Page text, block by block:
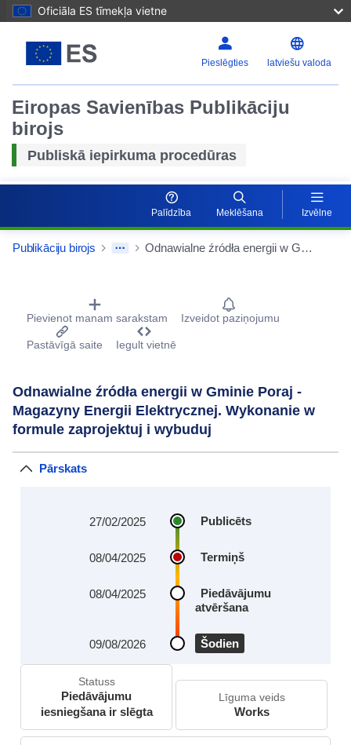
Oficiāla ES tīmekļa vietne
Pieslēgties latviešu valoda
Eiropas Savienības Publikāciju
birojs
Publiskā iepirkuma procedūras
Palīdzība Meklēšana Izvēlne
Publikāciju birojs Odnawialne źródła energii w Gminie Poraj - Magazyny Energii Elektrycznej. Wykonanie w formule zaprojektuj i wybuduj
Procurement Detail Actions Portlet
Pievienot manam sarakstam Izveidot paziņojumu
Pastāvīgā saite Iegult vietnē
Odnawialne źródła energii w Gminie Poraj -
Magazyny Energii Elektrycznej. Wykonanie w
formule zaprojektuj i wybuduj
Pārskats
Publicēts
27/02/2025
Termiņš
08/04/2025
Piedāvājumu
atvēršana
08/04/2025
Šodien
09/08/2026
Statuss
Piedāvājumu
iesniegšana ir slēgta
Līguma veids
Works